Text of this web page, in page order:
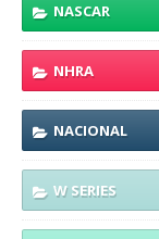
NASCAR
NHRA
NACIONAL
W SERIES